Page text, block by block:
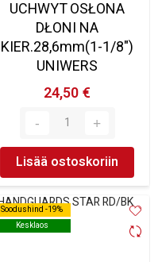
UCHWYT OSŁONA
DŁONI NA
KIER.28,6mm(1-1/8")
UNIWERS
24,50 €
Lisää ostoskoriin
Soodushind -19%
Kesklaos
Soodushind -19%
Kesklaos